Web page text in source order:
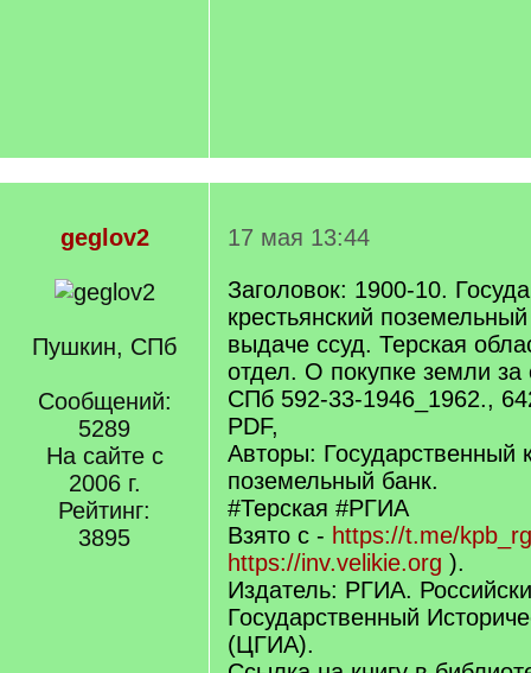
geglov2
Пушкин, СПб
Сообщений:
5289
На сайте с
2006 г.
Рейтинг:
3895
17 мая 13:44
Заголовок: 1900-10.
крестьянский
выдаче ссуд. Терская
отдел. О покупке земли
СПб 592-33-1946_1962.,
PDF,
Авторы: Государственный
поземельный банк.
#Терская #РГИА
Взято с - https://t.me/
https://inv.velikie.org ).
Издатель: РГИА.
Государственный
(ЦГИА).